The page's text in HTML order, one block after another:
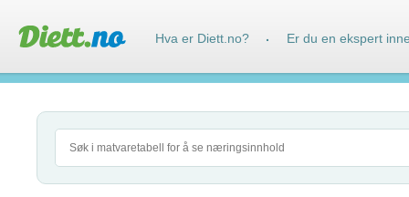
Hva er Diett.no? · Er du en ekspert